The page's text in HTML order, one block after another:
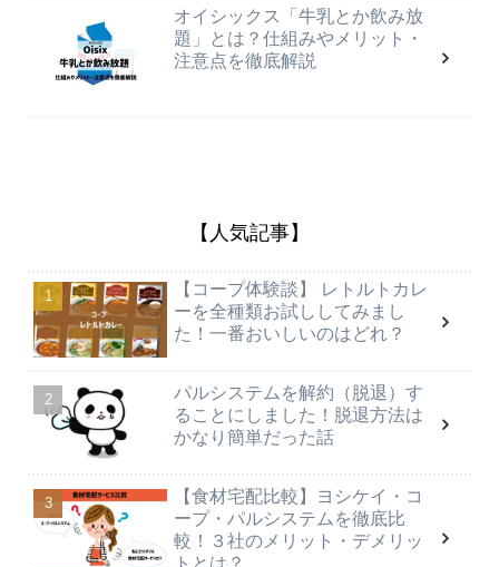
オイシックス「牛乳とか飲み放
題」とは？仕組みやメリット・
注意点を徹底解説
【人気記事】
【コープ体験談】 レトルトカレ
ーを全種類お試ししてみまし
た！一番おいしいのはどれ？
パルシステムを解約（脱退）す
ることにしました！脱退方法は
かなり簡単だった話
【食材宅配比較】ヨシケイ・コ
ープ・パルシステムを徹底比
較！３社のメリット・デメリッ
トとは？